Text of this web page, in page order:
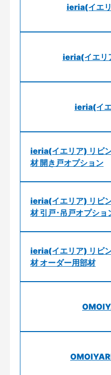
ieria(イエ
ieria(イエリ
ieria(イ
ieria(イエリア) リビ
材 開き戸オプション
ieria(イエリア) リビ
材 引戸･吊戸オプショ
ieria(イエリア) リビ
材 オーダー用部材